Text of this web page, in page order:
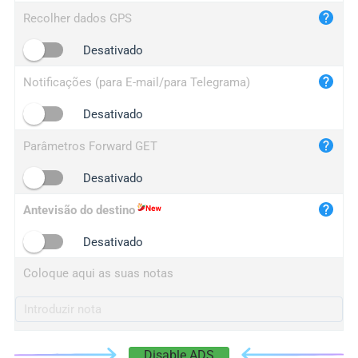
Recolher dados GPS
Desativado
Notificações (para E-mail/para Telegrama)
Desativado
Parâmetros Forward GET
Desativado
Antevisão do destino
Desativado
Coloque aqui as suas notas